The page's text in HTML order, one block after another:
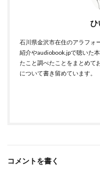
ひ
石川県金沢市在住のアラフォ
紹介やaudiobook.jpで聴いた
たこと調べたことをまとめて
について書き留めています。
コメントを書く